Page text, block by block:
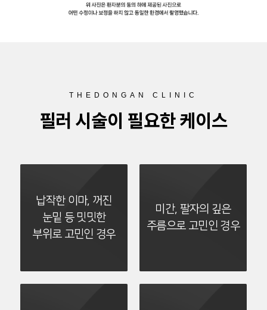
THEDONGAN CLINIC
필러 시술이 필요한 케이스
납작한 이마, 꺼진
눈밑 등 밋밋한
부위로 고민인 경우
미간, 팔자의 깊은
주름으로 고민인 경우